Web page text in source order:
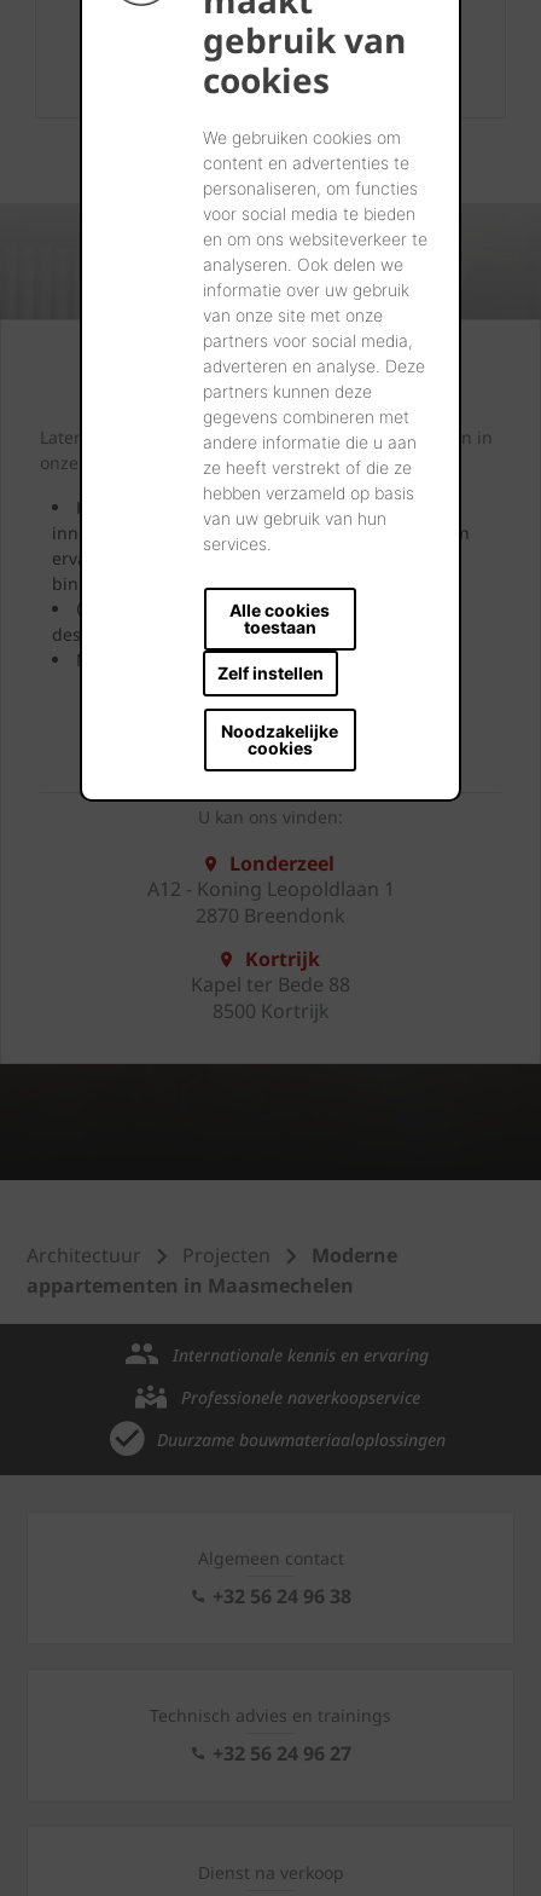
gebruik van
cookies
We gebruiken cookies om
content en advertenties te
personaliseren, om functies
voor social media te bieden
en om ons websiteverkeer te
analyseren. Ook delen we
informatie over uw gebruik
van onze site met onze
partners voor social media,
adverteren en analyse. Deze
partners kunnen deze
gegevens combineren met
andere informatie die u aan
ze heeft verstrekt of die ze
hebben verzameld op basis
van uw gebruik van hun
services.
Alle cookies
toestaan
Zelf instellen
Noodzakelijke
cookies
Contact
+32 56 24 96 38
info@wienerberger.be
Kijk. Droom. Kies.
Laten we samen letterlijk uw dromen tastbaar maken in
onze showrooms.
Kom langs en laat u inspireren door onze
innovatieve oplossingen. Bekijk ze, neem ze vast en
ervaar uw toekomstige gevel, dak, bestrating of
binnenmuur.
Onze showroomadviseurs geven u uitgebreid
deskundig advies.
Neem uw favoriete stalen mee naar huis.
BEZOEK ONZE SHOWROOMS
U kan ons vinden:
Londerzeel
A12 - Koning Leopoldlaan 1
2870 Breendonk
Kortrijk
Kapel ter Bede 88
8500 Kortrijk
Architectuur Projecten
Moderne
appartementen in Maasmechelen
Internationale kennis en ervaring
Professionele naverkoopservice
Duurzame bouwmateriaaloplossingen
Algemeen contact
+32 56 24 96 38
Technisch advies en trainings
+32 56 24 96 27
Dienst na verkoop